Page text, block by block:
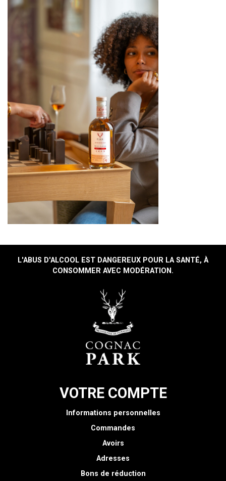
L'ABUS D'ALCOOL EST DANGEREUX POUR LA SANTÉ, À
CONSOMMER AVEC MODÉRATION.
VOTRE COMPTE
Informations personnelles
Commandes
Avoirs
Adresses
Bons de réduction